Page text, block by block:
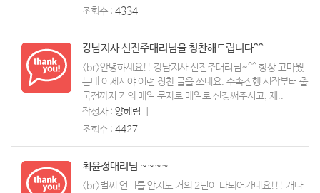
조회수 : 4334
강남지사 신진주대리님을 칭찬해드립니다^^
<br>안녕하세요!! 강남지사 신진주대리님~^^ 항상 고마웠
는데 이제서야 이런 칭찬 글을 쓰네요. 수속진행 시작부터 출
국전까지 거의 매일 문자로 메일로 신경써주시고, 제..
작성자 : 양혜림
조회수 : 4427
최윤정대리님 ~~~~
<br>벌써 언니를 안지도 거의 2년이 다되어가네요!!! 캐나